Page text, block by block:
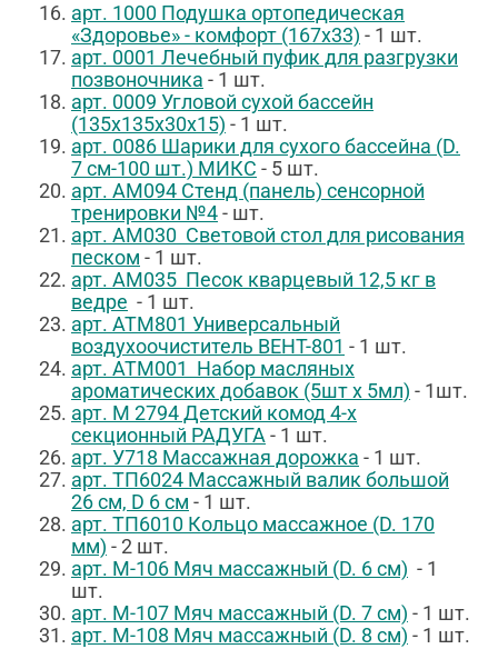
арт. 1000 Подушка ортопедическая
«Здоровье» - комфорт (167х33) - 1 шт.
арт. 0001 Лечебный пуфик для разгрузки
позвоночника - 1 шт.
арт. 0009 Угловой сухой бассейн
(135х135х30х15) - 1 шт.
арт. 0086 Шарики для сухого бассейна (D.
7 см-100 шт.) МИКС - 5 шт.
арт. АМ094 Стенд (панель) сенсорной
тренировки №4- шт.
арт. АМ030 Световой стол для рисования
песком - 1 шт.
арт. АМ035 Песок кварцевый 12,5 кг в
ведре - 1 шт.
арт. АТМ801 Универсальный
воздухоочиститель ВЕНТ-801 - 1 шт.
арт. АТМ001 Набор масляных
ароматических добавок (5шт х 5мл) - 1шт.
арт. М 2794Детский комод 4-х
секционный РАДУГА- 1 шт.
арт. У718 Массажная дорожка - 1 шт.
арт. ТП6024 Массажный валик большой
26 см, D 6 см - 1 шт.
арт. ТП6010 Кольцо массажное (D. 170
мм) - 2 шт.
арт. М-106 Мяч массажный (D. 6 см) - 1
шт.
арт. М-107 Мяч массажный (D. 7 см) - 1 шт.
арт. М-108 Мяч массажный (D. 8 см) - 1 шт.